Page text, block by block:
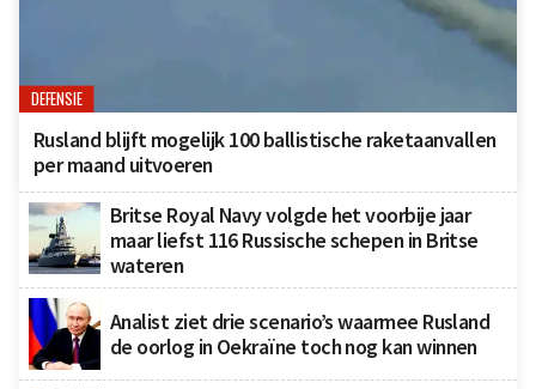
DEFENSIE
Rusland blijft mogelijk 100 ballistische raketaanvallen
per maand uitvoeren
Britse Royal Navy volgde het voorbije jaar
maar liefst 116 Russische schepen in Britse
wateren
Analist ziet drie scenario’s waarmee Rusland
de oorlog in Oekraïne toch nog kan winnen